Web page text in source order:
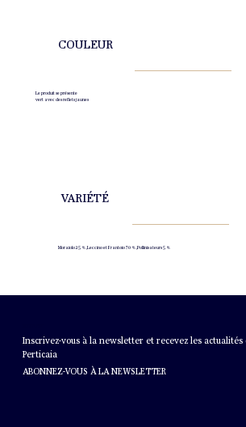
COULEUR
Le produit se présente
vert avec des reflets jaunes
VARIÉTÉ
Moraiolo 25 %, Leccino et Frantoio 70 %, Pollinisateurs 5 %
Inscrivez-vous à la newsletter et recevez les actualités
Perticaia
ABONNEZ-VOUS À LA NEWSLETTER